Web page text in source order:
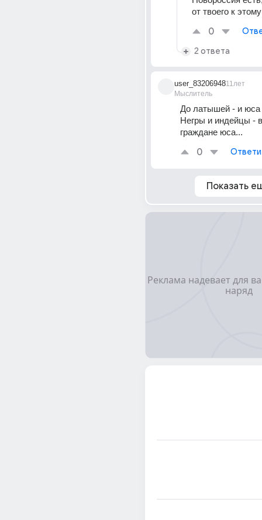
от твоего к
0
2 ответа
user_83206948
Мыслитель
11лет
До латышей - и юса
Негры и индейцы -
граждане юса...
0
Показать